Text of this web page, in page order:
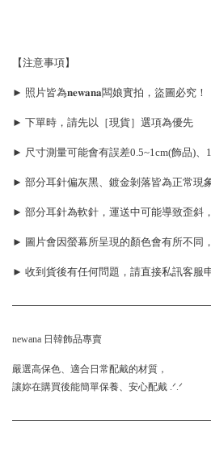
【注意事項】
► 照片皆為𝐧𝐞𝐰𝐚𝐧𝐚闆娘實拍，盜圖必究！
► 下單時，請先以［現貨］選項為優先
► 尺寸測量可能會有誤差0.5~1cm(飾品)、
► 部分耳針偏灰黑、鍍金剝落皆為正常現
► 部分耳針為軟針，運送中可能導致歪斜
► 圖片會因螢幕所呈現的顏色會有所不同
► 收到貨後有任何問題，請直接私訊客服
newana 日韓飾品專賣
嚴選高保色、適合日常配戴的材質，
讓妳在購買後能簡單保養、安心配戴 .ᐟ.ᐟ